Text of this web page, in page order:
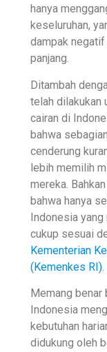
hanya
keseluruhan,
dampak negatif
panjang.
Ditambah
telah dilakukan
cairan di
bahwa
cenderung
lebih memilih
mereka.
bahwa hanya
Indonesia yang
cukup sesuai
Kementerian
(Kemenkes RI).
Memang
Indonesia
kebutuhan
didukung oleh